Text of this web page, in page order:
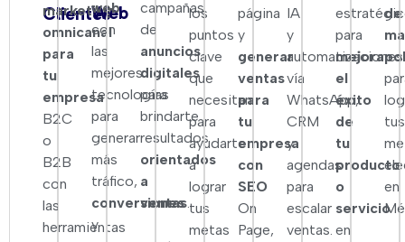
Clientes
marketing
omnicanal
para
tu
empresa
B2C
o
B2B
con
las
herramientas
Web
web
con
las
mejores
tecnologías
para
generar
más
tráfico,
conversiones
y
campañas
de
anuncios
digitales
para
brindarte
resultados
orientados
a
ventas
los
puntos
clave
que
necesitan
para
ayudarte
a
lograr
tus
metas
página
y
generar
ventas
para
tu
empresa
con
SEO
On
Page,
IA
y
automatizaciones
vía
WhatsApp,
CRM
y
agendas
para
escalar
ventas.
para
mejorar
el
éxito
de
tu
producto
o
servicio
en
de
tus
en